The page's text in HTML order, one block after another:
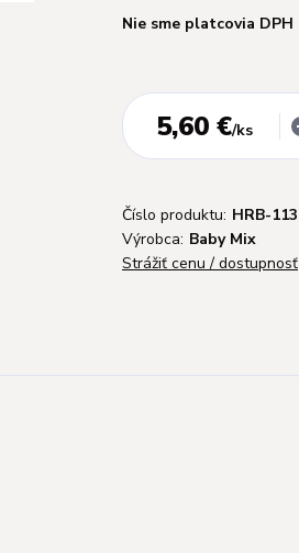
Nie sme platcovia DPH
5,60 €/ks
Číslo produktu: HRB-113
Výrobca: Baby Mix
Strážiť cenu / dostupnosť